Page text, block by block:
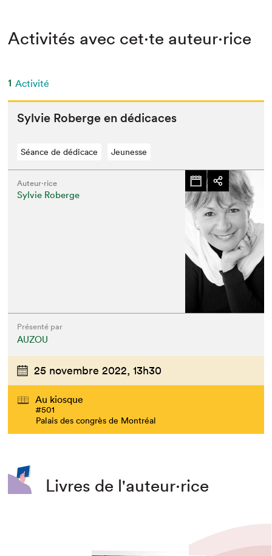
Activités avec cet·te auteur·rice
1 Activité
Sylvie Roberge en dédicaces
Séance de dédicace Jeunesse
Auteur·rice
Sylvie Roberge
Présenté par
AUZOU
25 novembre 2022, 13h30
Au kiosque
#501
Palais des congrès de Montréal
Livres de l'auteur·rice